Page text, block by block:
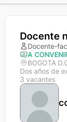
Docente
Docente-
A
BOGOTA
Dos años de
3 vacantes